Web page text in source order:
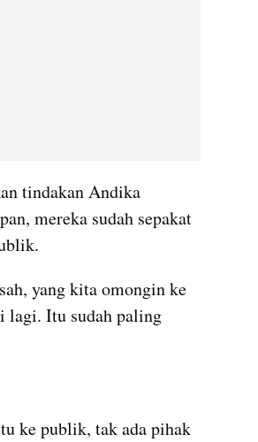
tindakan Andika
mereka sudah sepakat
yang kita omongin ke
lagi. Itu sudah paling
ke publik, tak ada pihak